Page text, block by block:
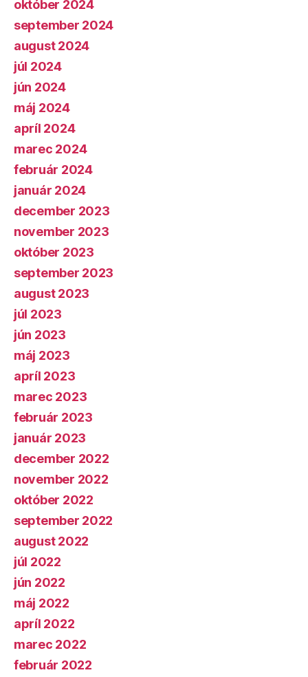
október 2024
september 2024
august 2024
júl 2024
jún 2024
máj 2024
apríl 2024
marec 2024
február 2024
január 2024
december 2023
november 2023
október 2023
september 2023
august 2023
júl 2023
jún 2023
máj 2023
apríl 2023
marec 2023
február 2023
január 2023
december 2022
november 2022
október 2022
september 2022
august 2022
júl 2022
jún 2022
máj 2022
apríl 2022
marec 2022
február 2022